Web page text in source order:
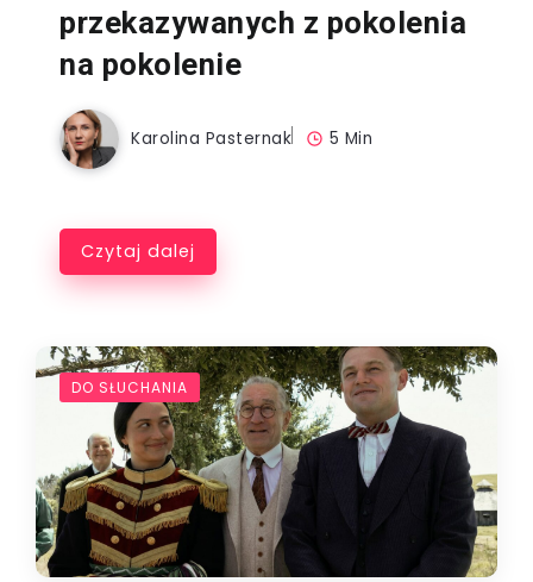
przekazywanych z pokolenia
na pokolenie
Karolina Pasternak 5 Min
Czytaj dalej
DO SŁUCHANIA